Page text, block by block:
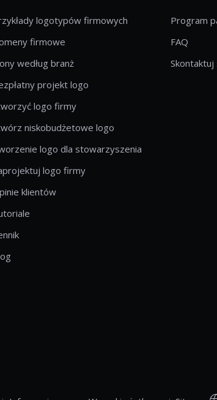
logotypów firmowych
firmowe
według branż
projekt logo
logo firmy
niskobudżetowe logo
logo dla stowarzyszenia
logo firmy
klientów
Program
FAQ
Skontaktuj